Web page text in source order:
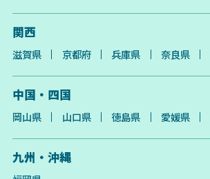
関西
滋賀県 京都府 兵庫県 奈良県
中国・四国
岡山県 山口県 徳島県 愛媛県
九州・沖縄